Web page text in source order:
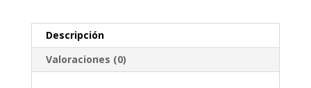
Descripción
Valoraciones (0)